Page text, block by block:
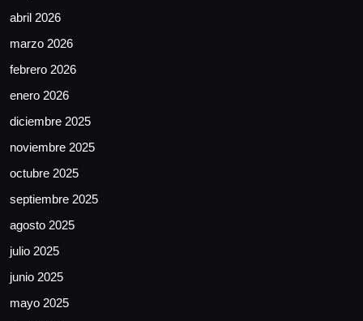
abril 2026
marzo 2026
febrero 2026
enero 2026
diciembre 2025
noviembre 2025
octubre 2025
septiembre 2025
agosto 2025
julio 2025
junio 2025
mayo 2025